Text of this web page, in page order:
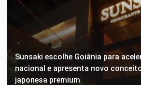
Sunsaki escolhe Goiânia para
nacional e apresenta novo
japonesa premium